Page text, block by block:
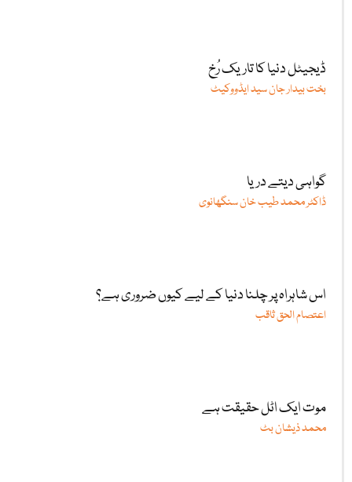
ڈیجیٹل دنیا کا تاریک رُخ
بخت بیدار جان سید ایڈووکیٹ
گواہی دیتے دریا
ڈاکٹر محمد طیب خان سنگھانوی
اس شاہراہ پر چلنا دنیا کے لیے کیوں ضروری ہے؟
اعتصام الحق ثاقب
موت ایک اٹل حقیقت ہے
محمد ذیشان بٹ